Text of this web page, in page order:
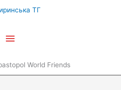
Головне
World Friends